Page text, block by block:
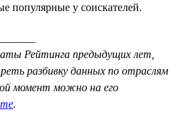
популярные у соискателей.
Рейтинга предыдущих лет,
разбивку данных по отраслям
момент можно на его
.